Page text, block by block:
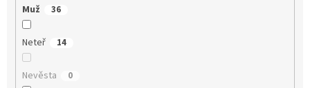
Muž 36
Neteř 14
Nevěsta 0